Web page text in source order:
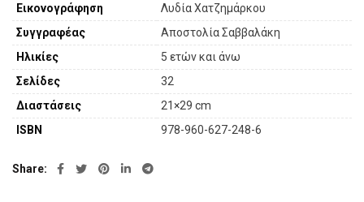
Εικονογράφηση
Λυδία Χατζημάρκου
Συγγραφέας
Αποστολία Σαββαλάκη
Ηλικίες
5 ετών και άνω
Σελίδες
32
Διαστάσεις
21×29 cm
ISBN
978-960-627-248-6
Share